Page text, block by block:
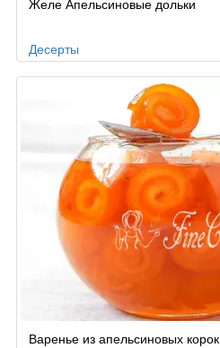
Десерты
Варенье из апельсиновых корок